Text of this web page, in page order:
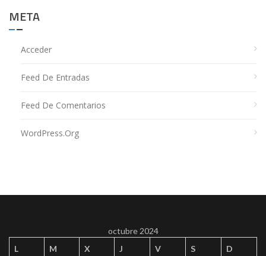
META
Acceder
Feed De Entradas
Feed De Comentarios
WordPress.org
octubre 2024
L
M X J V S D